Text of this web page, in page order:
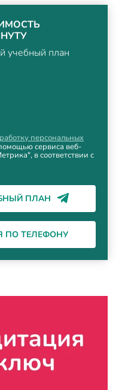
учебный план
персональных
сервиса веб-
в соответствии с
ПЛАН
ПО ТЕЛЕФОНУ